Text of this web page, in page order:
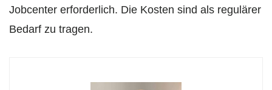
Jobcenter erforderlich. Die Kosten sind als regulärer
Bedarf zu tragen.